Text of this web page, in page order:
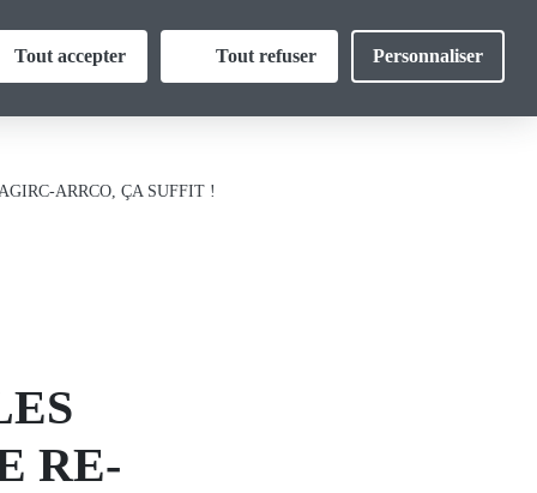
Outils Vie Nouvelle Thématiques
ARRCO, ÇA SUFFIT !
RE-
Tout accepter Tout refuser Personnaliser